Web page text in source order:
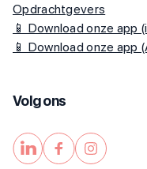
Opdrachtgevers
📱 Download onze app
📱 Download onze app
Volg ons